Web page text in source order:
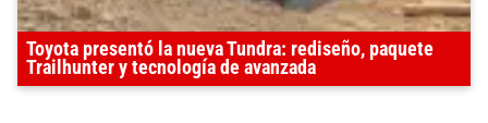
Toyota presentó la nueva Tundra: rediseño, paquete
Trailhunter y tecnología de avanzada